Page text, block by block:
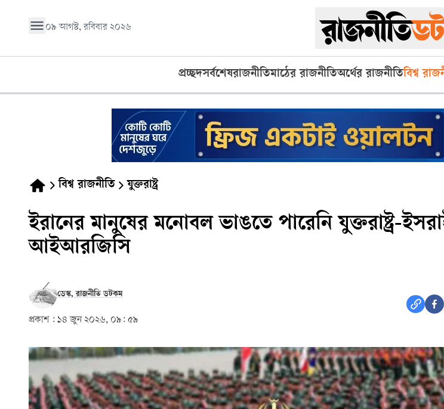
০৯ আগস্ট, রবিবার ২০২৬
প্রচ্ছদসর্বশেষরাজনীতিমাঠের রাজনীতিঅর্থের রাজনীতিবিশ্ব
বিশ্ব রাজনীতি যুক্তরাষ্ট্র
ইরানের মানুষের মনোবল ভাঙতে পারেনি যুক্তরাষ্ট্র-
আইআরজিসি
ডেস্ক, রাজনীতি ডটকম
প্রকাশ : ১৪ জুন ২০২৬, ০৯: ৫৯